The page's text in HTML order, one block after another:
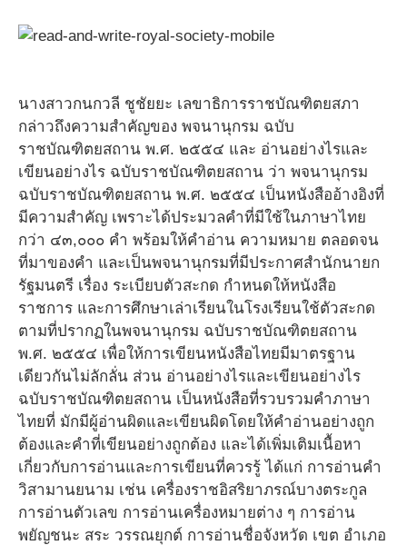
นางสาวกนกวลี ชูชัยยะ เลขาธิการราชบัณฑิตยสภา
กล่าวถึงความสำคัญของ พจนานุกรม ฉบับ
ราชบัณฑิตยสถาน พ.ศ. ๒๕๕๔ และ อ่านอย่างไรและ
เขียนอย่างไร ฉบับราชบัณฑิตยสถาน ว่า พจนานุกรม
ฉบับราชบัณฑิตยสถาน พ.ศ. ๒๕๕๔ เป็นหนังสืออ้างอิงที่
มีความสำคัญ เพราะได้ประมวลคำที่มีใช้ในภาษาไทย
กว่า ๔๓,๐๐๐ คำ พร้อมให้คำอ่าน ความหมาย ตลอดจน
ที่มาของคำ และเป็นพจนานุกรมที่มีประกาศสำนักนายก
รัฐมนตรี เรื่อง ระเบียบตัวสะกด กำหนดให้หนังสือ
ราชการ และการศึกษาเล่าเรียนในโรงเรียนใช้ตัวสะกด
ตามที่ปรากฏในพจนานุกรม ฉบับราชบัณฑิตยสถาน
พ.ศ. ๒๕๕๔ เพื่อให้การเขียนหนังสือไทยมีมาตรฐาน
เดียวกันไม่ลักลั่น ส่วน อ่านอย่างไรและเขียนอย่างไร
ฉบับราชบัณฑิตยสถาน เป็นหนังสือที่รวบรวมคำภาษา
ไทยที่ มักมีผู้อ่านผิดและเขียนผิดโดยให้คำอ่านอย่างถูก
ต้องและคำที่เขียนอย่างถูกต้อง และได้เพิ่มเติมเนื้อหา
เกี่ยวกับการอ่านและการเขียนที่ควรรู้ ได้แก่ การอ่านคำ
วิสามานยนาม เช่น เครื่องราชอิสริยาภรณ์บางตระกูล
การอ่านตัวเลข การอ่านเครื่องหมายต่าง ๆ การอ่าน
พยัญชนะ สระ วรรณยุกต์ การอ่านชื่อจังหวัด เขต อำเภอ